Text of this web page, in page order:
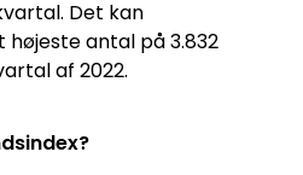
Det kan
antal på 3.832
af 2022.